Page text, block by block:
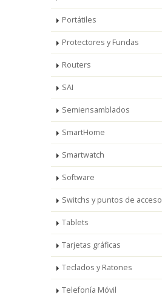
Portátiles
Protectores y Fundas
Routers
SAI
Semiensamblados
SmartHome
Smartwatch
Software
Switchs y puntos de acceso
Tablets
Tarjetas gráficas
Teclados y Ratones
Telefonía Móvil